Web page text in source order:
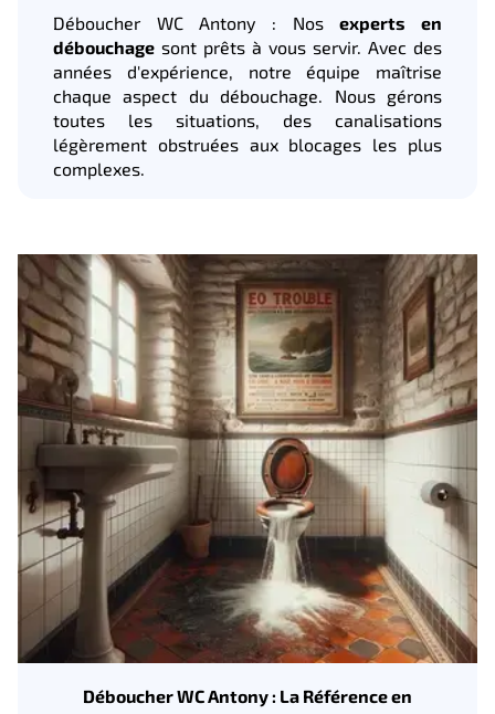
Déboucher WC Antony : Nosexperts en
débouchage sont prêts à vous servir. Avec des
années d'expérience, notre équipe maîtrise
chaque aspect du débouchage. Nous gérons
toutes les situations, des canalisations
légèrement obstruées aux blocages les plus
complexes.
Déboucher WC Antony : La Référence en